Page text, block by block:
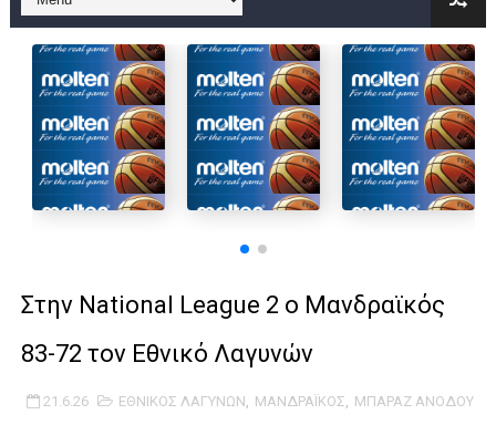
B ΕΦΗΒΩΝ F4 : Χάλκινο το Πέρα 71-56 την Δραπετσώνα στον
Στην National League 2 ο Μανδραϊκός 83-72 τον Εθνικό
Live streaming ΜΠΑΡΑΖ ΑΝΟΔΟΥ ΣΤΗΝ NL 2 : ΑΥΡΙΟ
Β΄ ΕΦΗΒΩΝ F4 : Εντυπωσιακός ο Ρέντης στον τελικό 104-77
Στην National League 2 ο Μανδραϊκός
83-72 τον Εθνικό Λαγυνών
21.6.26 ΕΘΝΙΚΟΣ ΛΑΓΥΝΩΝ, ΜΑΝΔΡΑΪΚΟΣ, ΜΠΑΡΑΖ ΑΝΟΔΟΥ